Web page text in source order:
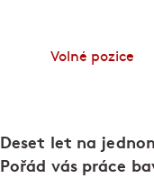
Volné pozice
Deset let na
Pořád vás práce